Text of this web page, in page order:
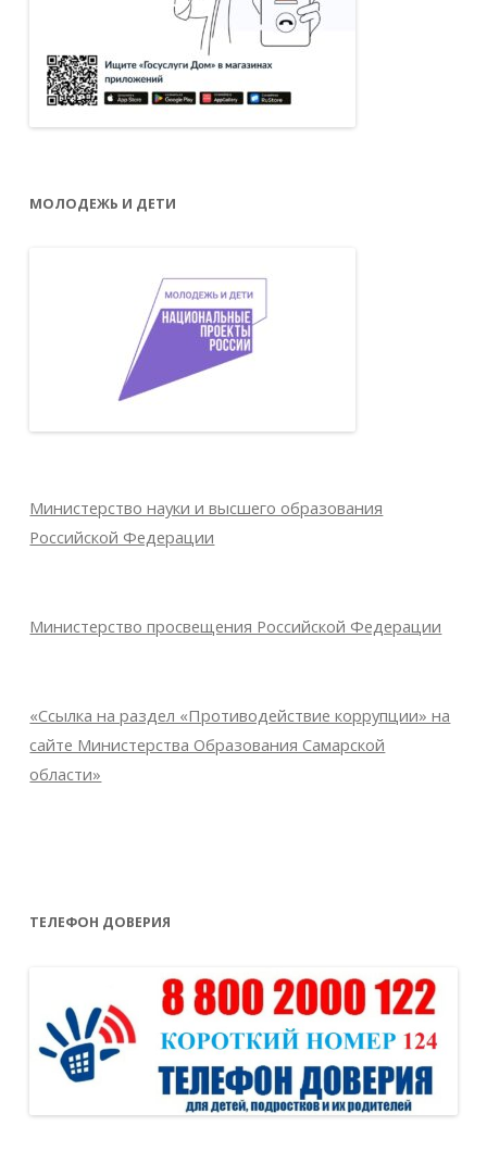
МОЛОДЕЖЬ И ДЕТИ
Министерство науки и высшего образования
Российской Федерации
Министерство просвещения Российской Федерации
«Ссылка на раздел «Противодействие коррупции» на
сайте Министерства Образования Самарской
области»
ТЕЛЕФОН ДОВЕРИЯ